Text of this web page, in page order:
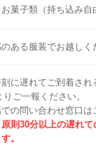
菓子類（持ち込み自
ある服装でお越しく
に遅れてご到着され
りご一報ください。
の問い合わせ窓口は
原則30分以上の遅れ
。